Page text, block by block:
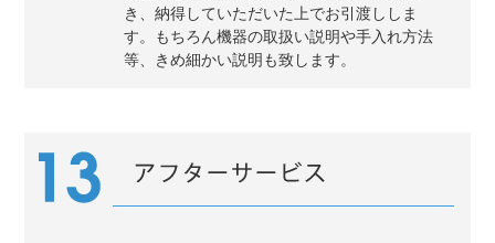
き、納得していただいた上でお引渡ししま
す。もちろん機器の取扱い説明や手入れ方法
等、きめ細かい説明も致します。